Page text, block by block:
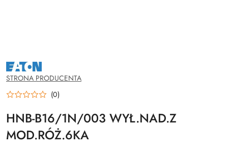
NAZWA
PRODUCENTA:
EATON
STRONA PRODUCENTA
(0)
HNB-B16/1N/003 WYŁ.NAD.Z
MOD.RÓŻ.6KA